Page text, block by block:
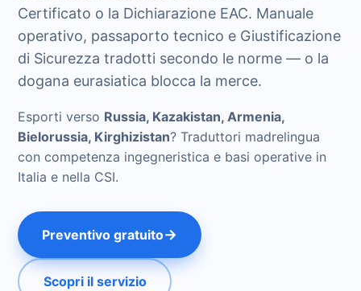
Certificato o la Dichiarazione EAC. Manuale
operativo, passaporto tecnico e Giustificazione
di Sicurezza tradotti secondo le norme — o la
dogana eurasiatica blocca la merce.
Esporti verso Russia, Kazakistan, Armenia,
Bielorussia, Kirghizistan? Traduttori madrelingua
con competenza ingegneristica e basi operative in
Italia e nella CSI.
Preventivo gratuito→
Scopri il servizio